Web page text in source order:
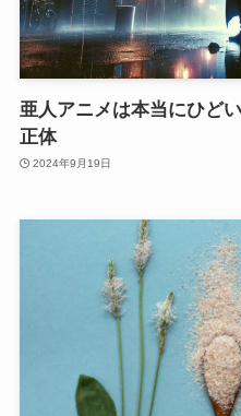
亜人アニメは本当にひど
正体
2024年9月19日